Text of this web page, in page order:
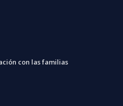
con las familias